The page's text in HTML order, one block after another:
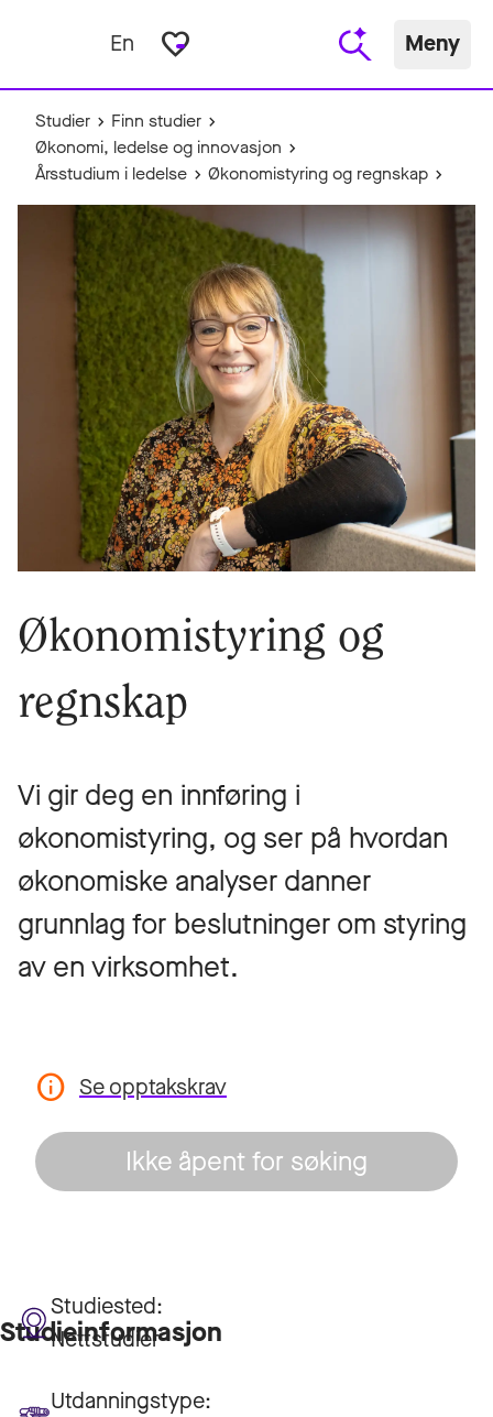
En favorite_border Meny
Studier
Finn studier
Økonomi, ledelse og innovasjon
Årsstudium i ledelse
Økonomistyring og regnskap
Økonomistyring og
regnskap
Vi gir deg en innføring i
økonomistyring, og ser på hvordan
økonomiske analyser danner
grunnlag for beslutninger om styring
av en virksomhet.
Se opptakskrav
Ikke åpent for søking
Studieinformasjon
Studiested:
Nettstudier
Utdanningstype: